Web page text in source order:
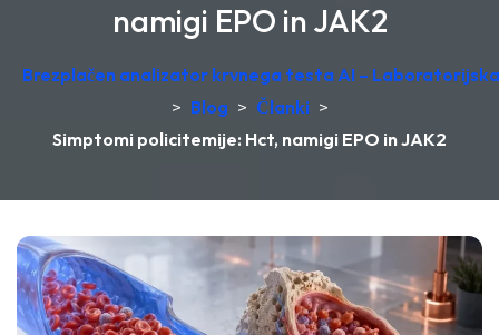
namigi EPO in JAK2
Brezplačen analizator krvnega testa AI –
> Blog > Članki >
Simptomi policitemije: Hct, namigi EPO in JAK2